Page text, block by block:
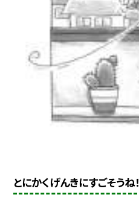
とにかくげんきにすごそうね！